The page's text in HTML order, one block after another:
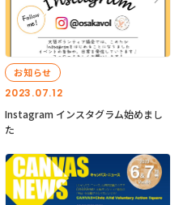
2023.07.12
お知らせ
Instagram インスタグラム始めまし
た